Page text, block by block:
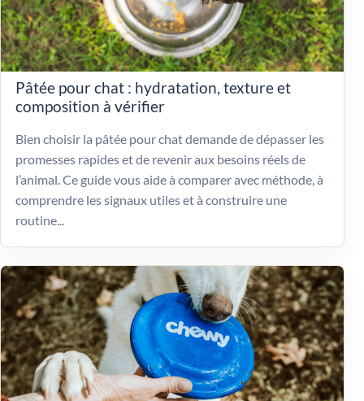
Pâtée pour chat : hydratation, texture et
composition à vérifier
Bien choisir la pâtée pour chat demande de dépasser les
promesses rapides et de revenir aux besoins réels de
l’animal. Ce guide vous aide à comparer avec méthode, à
comprendre les signaux utiles et à construire une
routine...